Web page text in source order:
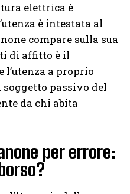
elettrica è
è intestata al
compare sulla sua
di affitto è il
a proprio
soggetto passivo del
da chi abita
per errore: